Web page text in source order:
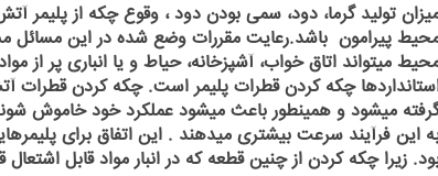
تولید گرما، دود، سمی بودن دود ، وقوع چکه از پلیمر
پیرامون باشد.رعایت مقررات وضع شده در این مسائل
میتواند اتاق خواب، آشپزخانه، حیاط و یا انباری پر از
چکه کردن قطرات پلیمر است. چکه کردن قطرات
میشود و همینطور باعث میشود عملکرد خود خاموش
این فرآیند سرعت بیشتری میدهند . این اتفاق برای
زیرا چکه کردن از چنین قطعه که در انبار مواد قابل